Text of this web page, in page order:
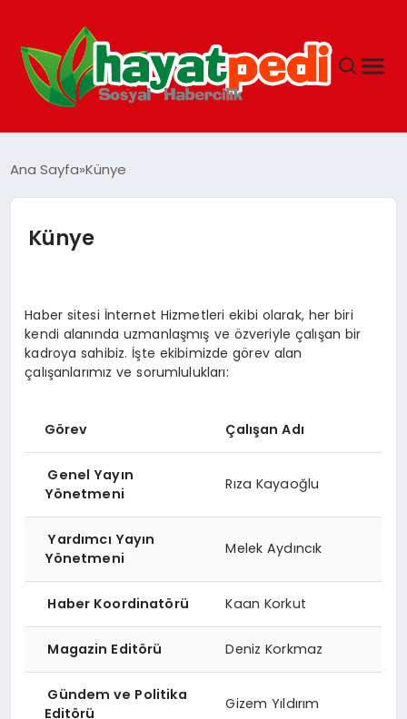
SAĞLIK
SPOR & FITNESS
BESLENME
EĞITIM
EKONOMI
Ana Sayfa Künye
Künye
Haber sitesi İnternet Hizmetleri ekibi olarak, her biri
kendi alanında uzmanlaşmış ve özveriyle çalışan bir
kadroya sahibiz. İşte ekibimizde görev alan
çalışanlarımız ve sorumlulukları:
Görev Çalışan Adı
Genel Yayın
Yönetmeni
Rıza Kayaoğlu
Yardımcı Yayın
Yönetmeni
Melek Aydıncık
Haber Koordinatörü Kaan Korkut
Magazin Editörü Deniz Korkmaz
Gündem ve Politika
Editörü
Gizem Yıldırım